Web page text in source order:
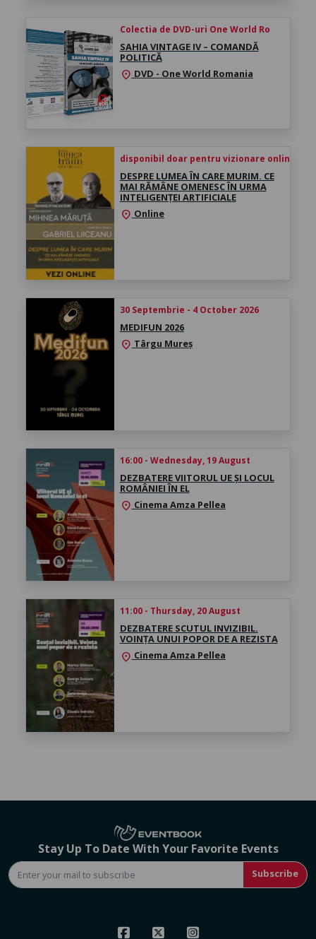
Colectia de DVD-uri One World Ro
SAHIA VINTAGE IV – COMANDĂ
POLITICĂ
location_on DVD - One World Romania
disponibil doar pentru vizionare online
DESPRE LUMEA ÎN CARE MURIM. CE
MAI RĂMÂNE OMENESC ÎN URMA
INTELIGENȚEI ARTIFICIALE
location_on Online
30 Septembrie - 4 October 2026
MEDIFUN 2026
location_on Târgu Mureș
16:00 - Wednesday, 19 August
DEZBATERE VIITORUL UE ȘI LOCUL
ROMÂNIEI ÎN EL
location_on Cinema Amza Pellea
11:00 - Thursday, 20 August
DEZBATERE SCUTUL INVIZIBIL.
VOINȚA UNUI POPOR DE A REZISTA
location_on Cinema Amza Pellea
Stay Up To Date With Your Favorite Events
Subscribe